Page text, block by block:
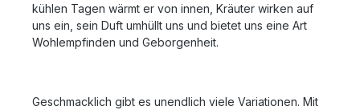
kühlen Tagen wärmt er von innen, Kräuter wirken auf
uns ein, sein Duft umhüllt uns und bietet uns eine Art
Wohlempfinden und Geborgenheit.
Geschmacklich gibt es unendlich viele Variationen. Mit